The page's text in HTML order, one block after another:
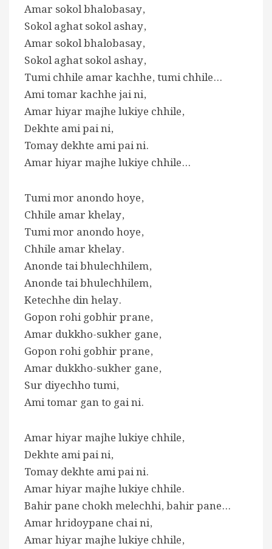
Amar sokol bhalobasay,
Sokol aghat sokol ashay,
Amar sokol bhalobasay,
Sokol aghat sokol ashay,
Tumi chhile amar kachhe, tumi chhile…
Ami tomar kachhe jai ni,
Amar hiyar majhe lukiye chhile,
Dekhte ami pai ni,
Tomay dekhte ami pai ni.
Amar hiyar majhe lukiye chhile…
Tumi mor anondo hoye,
Chhile amar khelay,
Tumi mor anondo hoye,
Chhile amar khelay.
Anonde tai bhulechhilem,
Anonde tai bhulechhilem,
Ketechhe din helay.
Gopon rohi gobhir prane,
Amar dukkho-sukher gane,
Gopon rohi gobhir prane,
Amar dukkho-sukher gane,
Sur diyechho tumi,
Ami tomar gan to gai ni.
Amar hiyar majhe lukiye chhile,
Dekhte ami pai ni,
Tomay dekhte ami pai ni.
Amar hiyar majhe lukiye chhile.
Bahir pane chokh melechhi, bahir pane…
Amar hridoypane chai ni,
Amar hiyar majhe lukiye chhile,